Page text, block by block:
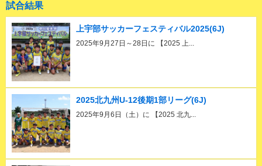
試合結果
上宇部サッカーフェスティバル2025(6J)
2025年9月27日～28日に 【2025 上...
2025北九州U-12後期1部リーグ(6J)
2025年9月6日（土）に 【2025 北九...